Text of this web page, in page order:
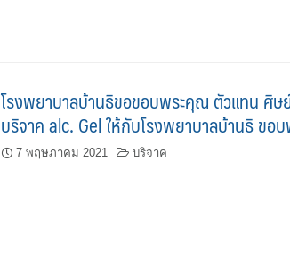
โรงพยาบาลบ้านธิขอขอบพระคุณ ตัวแทน ศิ
บริจาค alc. Gel ให้กับโรงพยาบาลบ้านธิ ขอ
7 พฤษภาคม 2021 บริจาค